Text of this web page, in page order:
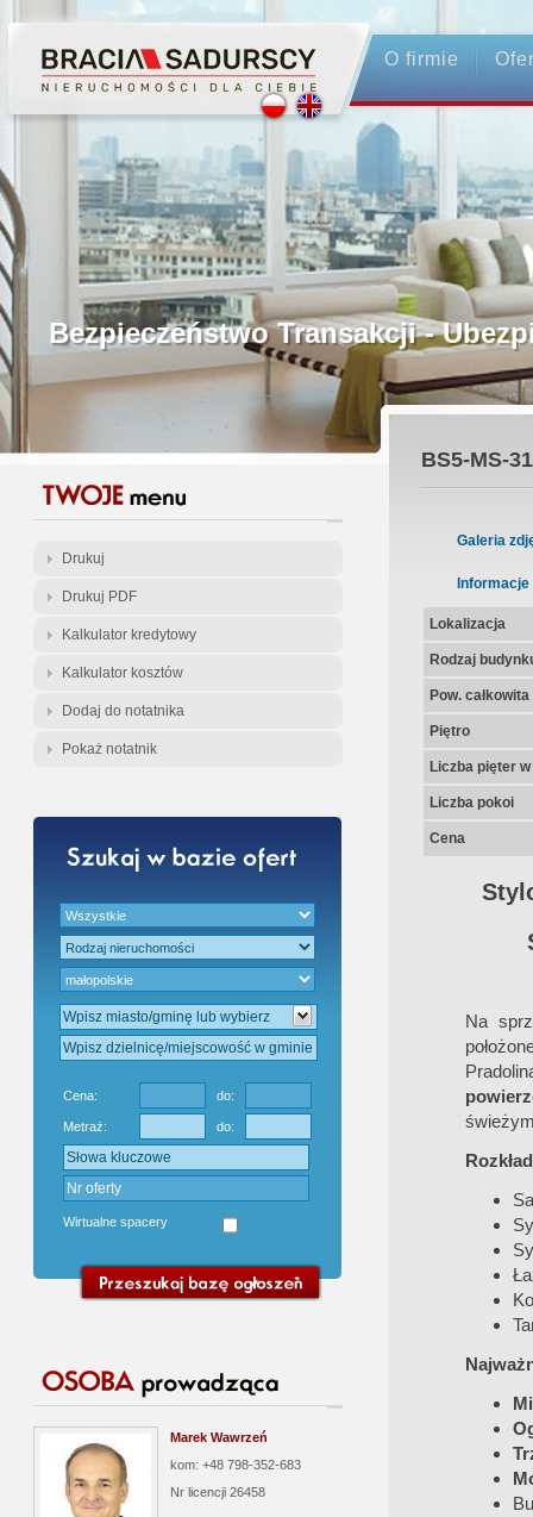
O firmie
Profesjonalne Pośrednictwo
Bezpieczeństwo Transakcji -
Licencjonowani Pośrednicy
Gwarancja Zwrotu Zadatku
Gratis - Przedwstępna Umowa
Drukuj
Drukuj PDF
Kalkulator kredytowy
Kalkulator kosztów
Dodaj do notatnika
Pokaż notatnik
Cena: do:
Metraż: do:
Wirtualne spacery
Marek Wawrzeń
kom: +48 798-352-683
Nr licencji 26458
BS5-MS-
Galeria
Informacje
Lokalizacja
Rodzaj
Pow.
Piętro
Liczba pięter
Liczba pokoi
Cena
Na